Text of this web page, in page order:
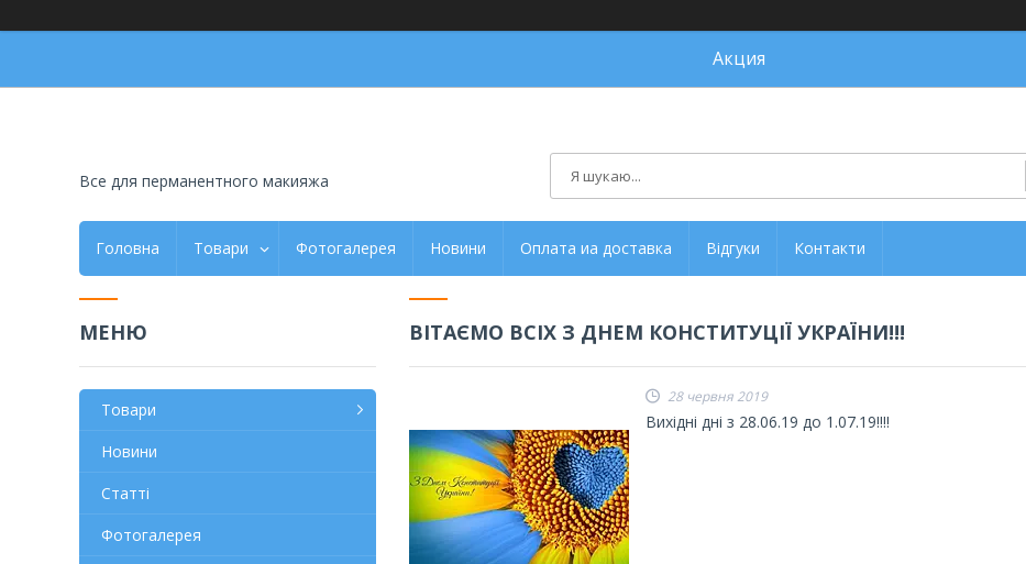
Акция
Все для перманентного макияжа
Головна Товари Фотогалерея Новини Оплата иа доставка Відгуки Контакти
ВІТАЄМО ВСІХ З ДНЕМ КОНСТИТУЦІЇ УКРАЇНИ!!!
28 червня 2019
Вихідні дні з 28.06.19 до 1.07.19!!!!
Товари
Новини
Статті
Фотогалерея